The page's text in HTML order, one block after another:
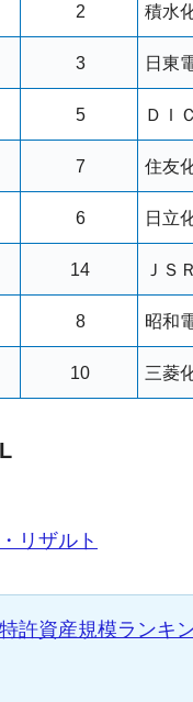
2 積水
3 日東
5 ＤＩＣ
7 住友
6 日立
14 ＪＳＲ
8 昭和
10 三菱
特許資産規模ラン